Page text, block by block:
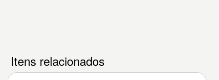
Itens relacionados